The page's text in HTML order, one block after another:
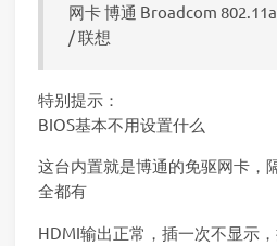
网卡 博通 Broadcom
/ 联想
特别提示：
BIOS基本不用设置什么
这台内置就是博通的免驱网卡，
全都有
HDMI输出正常，插一次不显示，